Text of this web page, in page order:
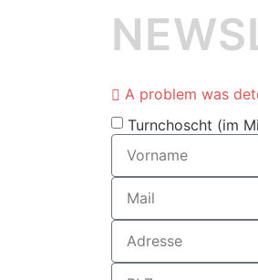
A problem was
Turnchoscht (im